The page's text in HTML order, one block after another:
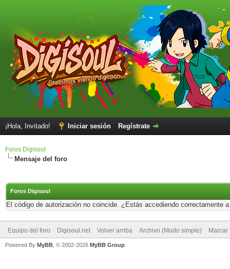
¡Hola, Invitado! Iniciar sesión Regístrate
Foros Digisoul
Mensaje del foro
Foros Digisoul
El código de autorización no coincide. ¿Estás accediendo correctamente
Equipo del foro Digisoul.net Volver arriba Archivo (Modo simple)
Powered By MyBB , © 2002-2026 MyBB Group